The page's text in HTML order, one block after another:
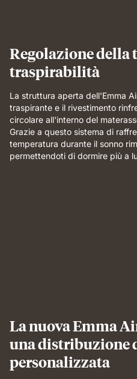
breathable
comfort.
Regolazione della
traspirabilità
La struttura aperta dell'Emma
traspirante e il rivestimento
circolare all'interno del
Grazie a questo sistema di
temperatura durante il sonno
permettendoti di dormire più a
La nuova Emma
una distribuzione
personalizzata